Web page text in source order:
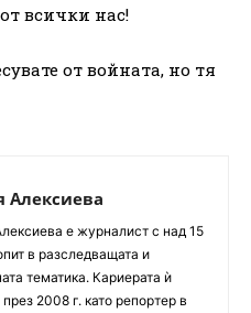
всички нас!
от войната, но тя
Алексиева
е журналист с над 15
в разследващата и
тематика. Кариерата ѝ
2008 г. като репортер в